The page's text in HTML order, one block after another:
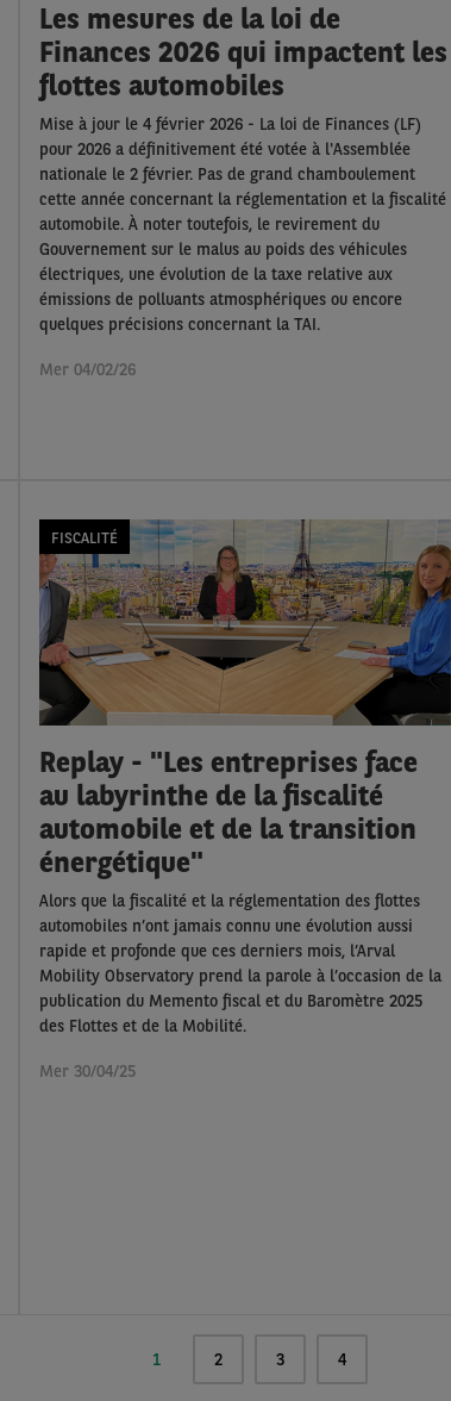
Les mesures de la loi de
Finances 2026 qui impactent les
flottes automobiles
Mise à jour le 4 février 2026 - La loi de Finances (LF)
pour 2026 a définitivement été votée à l'Assemblée
nationale le 2 février. Pas de grand chamboulement
cette année concernant la réglementation et la fiscalité
automobile. À noter toutefois, le revirement du
Gouvernement sur le malus au poids des véhicules
électriques, une évolution de la taxe relative aux
émissions de polluants atmosphériques ou encore
quelques précisions concernant la TAI.
Mer 04/02/26
FISCALITÉ
Replay - "Les entreprises face
au labyrinthe de la fiscalité
automobile et de la transition
énergétique"
Alors que la fiscalité et la réglementation des flottes
automobiles n’ont jamais connu une évolution aussi
rapide et profonde que ces derniers mois, l’Arval
Mobility Observatory prend la parole à l’occasion de la
publication du Memento fiscal et du Baromètre 2025
des Flottes et de la Mobilité.
Mer 30/04/25
Page
1 Page
2 Page
3 Page
4